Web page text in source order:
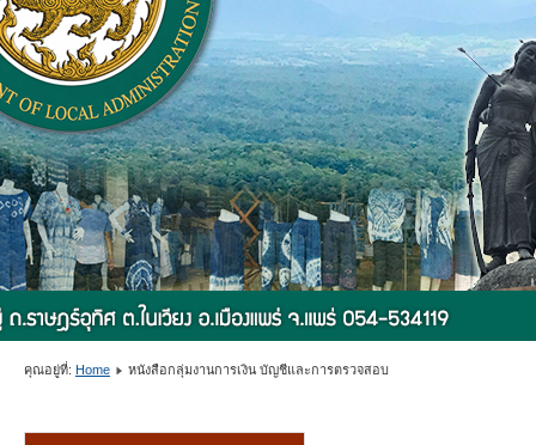
คุณอยู่ที่: Home หนังสือกลุ่มงานการเงิน บัญชีและการตรวจสอบ